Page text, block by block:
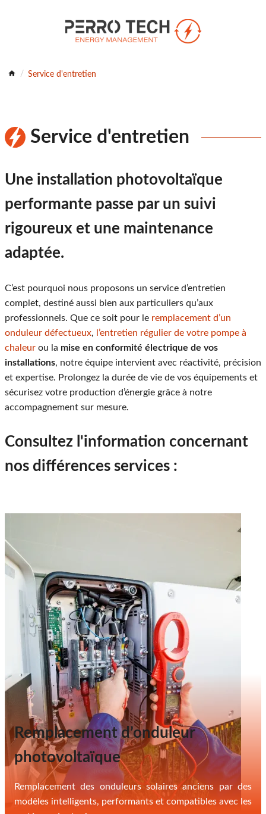
Service d'entretien
Service d'entretien
Une installation photovoltaïque
performante passe par un suivi
rigoureux et une maintenance
adaptée.
C’est pourquoi nous proposons un service d’entretien
complet, destiné aussi bien aux particuliers qu’aux
professionnels. Que ce soit pour le remplacement d’un
onduleur défectueux,
l’entretien régulier de votre pompe à
chaleur ou la mise en conformité électrique de vos
installations, notre équipe intervient avec réactivité, précision
et expertise. Prolongez la durée de vie de vos équipements et
sécurisez votre production d’énergie grâce à notre
accompagnement sur mesure.
Consultez l'information concernant
nos différences services :
Remplacement d’onduleur
photovoltaïque
Remplacement des onduleurs solaires anciens par des
modèles intelligents, performants et compatibles avec les